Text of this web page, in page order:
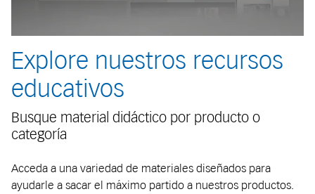
Explore nuestros recursos
educativos
Busque material didáctico por producto o
categoría
Acceda a una variedad de materiales diseñados para
ayudarle a sacar el máximo partido a nuestros productos.